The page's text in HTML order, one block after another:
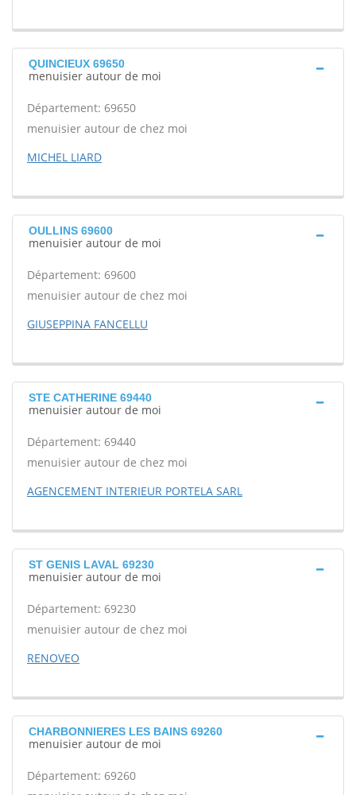
QUINCIEUX 69650
menuisier autour de moi
Département: 69650
menuisier autour de chez moi
MICHEL LIARD
OULLINS 69600
menuisier autour de moi
Département: 69600
menuisier autour de chez moi
GIUSEPPINA FANCELLU
STE CATHERINE 69440
menuisier autour de moi
Département: 69440
menuisier autour de chez moi
AGENCEMENT INTERIEUR PORTELA SARL
ST GENIS LAVAL 69230
menuisier autour de moi
Département: 69230
menuisier autour de chez moi
RENOVEO
CHARBONNIERES LES BAINS 69260
menuisier autour de moi
Département: 69260